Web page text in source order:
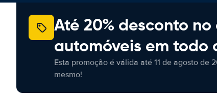
Até 20% desconto
automóveis em todo
Esta promoção é válida até 11 de agosto de
mesmo!